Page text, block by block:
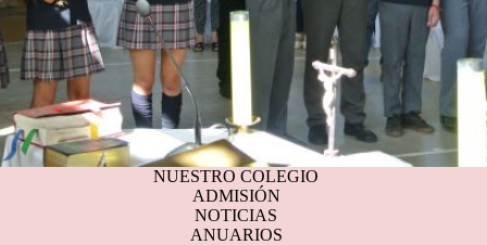
NUESTRO COLEGIO
ADMISIÓN
NOTICIAS
ANUARIOS